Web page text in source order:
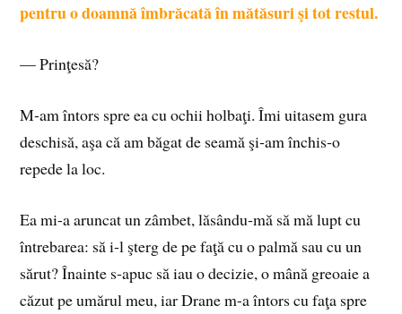
pentru o doamnă îmbrăcată în mătăsuri şi tot restul.
— Prinţesă?
M‑am întors spre ea cu ochii holbaţi. Îmi uitasem gura
deschisă, aşa că am băgat de seamă şi‑am închis‑o
repede la loc.
Ea mi-a aruncat un zâmbet, lăsându‑mă să mă lupt cu
întrebarea: să i‑l şterg de pe faţă cu o palmă sau cu un
sărut? Înainte s‑apuc să iau o decizie, o mână greoaie a
căzut pe umărul meu, iar Drane m-a întors cu faţa spre